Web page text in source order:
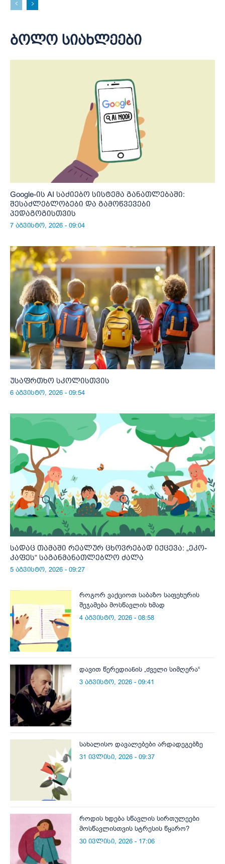
ბოლო სიახლეები
Google-ის AI საძიებო სისტემა განათლებაში:
შესაძლებლობები და გამოწვევები
პედაგოგისთვის
7 აგვისტო, 2026 - 09:04
უსაფრთხო სკოლისთვის
6 აგვისტო, 2026 - 09:54
სადაც თამაში რეალურ ცხოვრებად იქცევა: „ეკო-
კაფეს“ საგანმანათლებლო ძალა
5 აგვისტო, 2026 - 09:27
როგორ ვაქციოთ საბაზო საფეხურის
შეჯამება მოსწავლის ხმად
4 აგვისტო, 2026 - 08:58
დავით წერედიანის „ძველი სიმღერა“
3 აგვისტო, 2026 - 09:41
სახალისო დავალებები არდადეგებზე
31 ივლისი, 2026 - 09:37
როდის ხდება სწავლის სირთულეები
მოსწავლისთვის სტრესის წყარო?
30 ივლისი, 2026 - 17:06